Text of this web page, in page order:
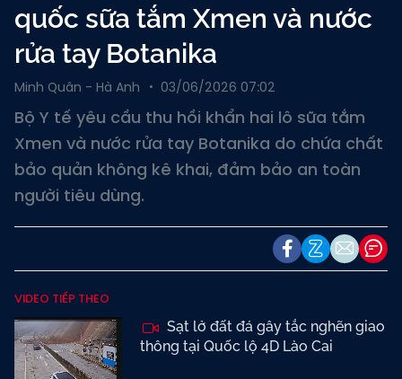
quốc sữa tắm Xmen và nước
rửa tay Botanika
Minh Quân - Hà Anh 03/06/2026 07:02
Bộ Y tế yêu cầu thu hồi khẩn hai lô sữa tắm
Xmen và nước rửa tay Botanika do chứa chất
bảo quản không kê khai, đảm bảo an toàn
người tiêu dùng.
VIDEO TIẾP THEO
Sạt lở đất đá gây tắc nghẽn giao
thông tại Quốc lộ 4D Lào Cai